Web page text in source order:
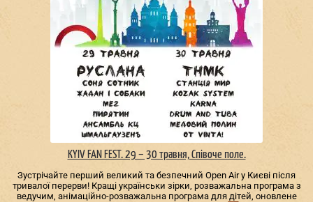
KYIV FAN FEST. 29 – 30 травня, Співоче поле.
Зустрічайте перший великий та безпечний Open Air у Києві після
тривалої перерви! Кращі українськи зірки, розважальна програма з
ведучим, анімаційно-розважальна програма для дітей, оновлене